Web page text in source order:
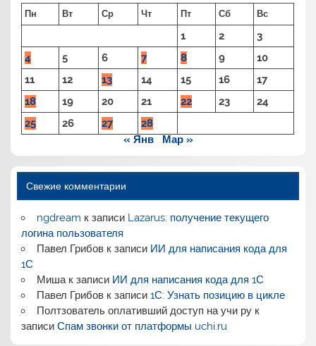
Пн Вт Ср Чт Пт Сб Вс
1 2
3
4
5 6 7 8 9
10
11
12 13 14 15 16
17
18
19 20 21 22 23
24
25
26 27
28
« Янв
Мар »
Свежие комментарии
ngdream к записи Lazarus: получение текущего
логина пользователя
Павел Грибовк записи ИИ для написания кода для
1С
Мишак записи ИИ для написания кода для 1С
Павел Грибовк записи 1С: Узнать позицию в цикле
Полтзователь оплативший доступ на учи рук
записиСпам звонки от платформы uchi.ru